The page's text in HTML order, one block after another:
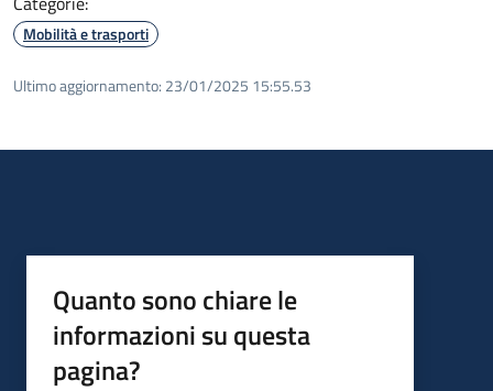
Mobilità e trasporti
Ultimo aggiornamento: 23/01/2025 15:55.53
Quanto sono chiare le
informazioni su questa
pagina?